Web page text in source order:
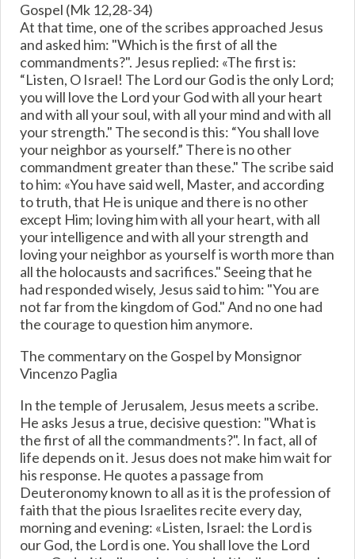
Gospel (Mk 12,28-34)
At that time, one of the scribes approached Jesus
and asked him: "Which is the first of all the
commandments?". Jesus replied: «The first is:
“Listen, O Israel! The Lord our God is the only Lord;
you will love the Lord your God with all your heart
and with all your soul, with all your mind and with all
your strength." The second is this: “You shall love
your neighbor as yourself.” There is no other
commandment greater than these." The scribe said
to him: «You have said well, Master, and according
to truth, that He is unique and there is no other
except Him; loving him with all your heart, with all
your intelligence and with all your strength and
loving your neighbor as yourself is worth more than
all the holocausts and sacrifices." Seeing that he
had responded wisely, Jesus said to him: "You are
not far from the kingdom of God." And no one had
the courage to question him anymore.
The commentary on the Gospel by Monsignor
Vincenzo Paglia
In the temple of Jerusalem, Jesus meets a scribe.
He asks Jesus a true, decisive question: "What is
the first of all the commandments?". In fact, all of
life depends on it. Jesus does not make him wait for
his response. He quotes a passage from
Deuteronomy known to all as it is the profession of
faith that the pious Israelites recite every day,
morning and evening: «Listen, Israel: the Lord is
our God, the Lord is one. You shall love the Lord